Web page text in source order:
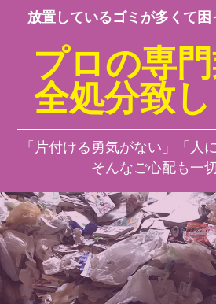
放置しているゴミが多くて困
プロの専
全処分致し
「片付ける勇気がない」「人
そんなご心配も一